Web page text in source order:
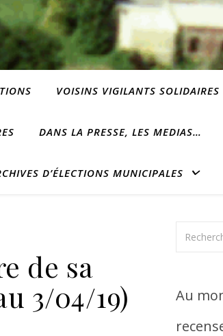
VOISINS VIGILANTS
DANS LA PRESSE, LES MEDIAS…
D’ÉLECTIONS MUNICIPALES
de sa
3/04/19)
Au